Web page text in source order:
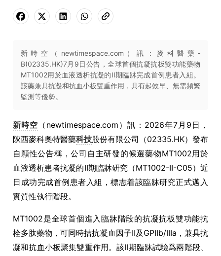
新時空（newtimespace.com）訊：麥科醫藥-
B(02335.HK)7月9日公告，全球首個抗凝抗板雙功能藥物
MT1002用於血液透析抗凝的II期臨牀完成首例患者入組。
該藥兼具抗凝和抗血小板雙重作用，具有起效早、無需頻繁
監測等優勢。
新時空 （newtimespace.com）訊：2026年7月9日，
陝西麥科奧特醫藥科技股份有限公司（02335.HK）發布
自願性公告稱，公司自主研發的候選藥物MT1002用於
血液透析患者抗凝的II期臨牀研究（MT1002-II-C05）近
日成功完成首例患者入組，標志着該臨牀研究正式邁入
實質性執行階段。
MT1002是全球首個進入臨牀階段的抗凝抗板雙功能抗
栓多肽藥物，可同時拮抗凝血因子II及GPIIb/IIIa，兼具抗
凝和抗血小板聚集雙重作用。該II期臨牀試驗爲兩階段、